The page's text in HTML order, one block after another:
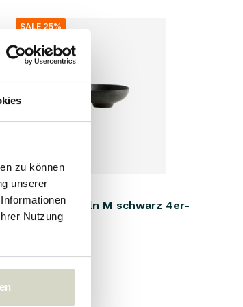
zu können
unserer
Nutzung
SALE 25%
Nordal
Inez Schüsseln M schwarz 4er-
Set
70.50 €